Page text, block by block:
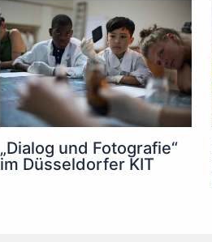
„Dialog und Fotografie“
im Düsseldorfer KIT